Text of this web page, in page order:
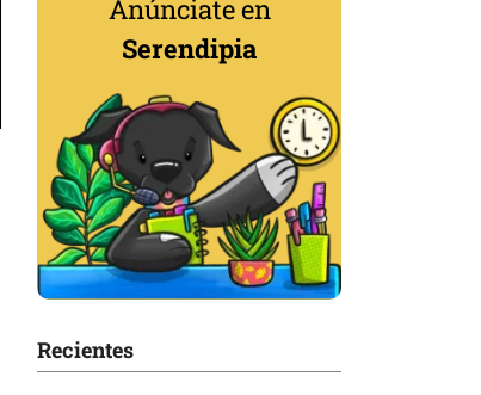
Anúnciate en
Serendipia
Recientes